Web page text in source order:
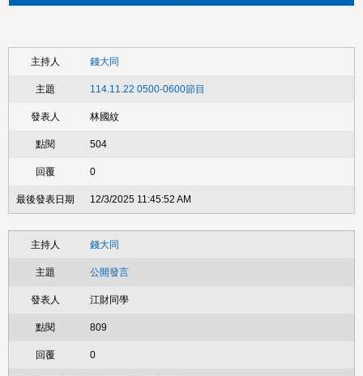
錢大同
114.11.22 0500-0600節目
林國紋
504
0
12/3/2025 11:45:52 AM
錢大同
公開發言
江財同學
809
0